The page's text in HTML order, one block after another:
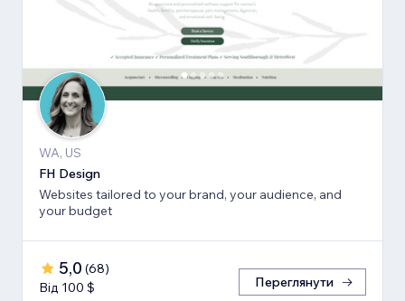
WA, US
FH Design
Websites tailored to your brand, your audience, and
your budget
5,0 (68)
Від 100 $
Переглянути